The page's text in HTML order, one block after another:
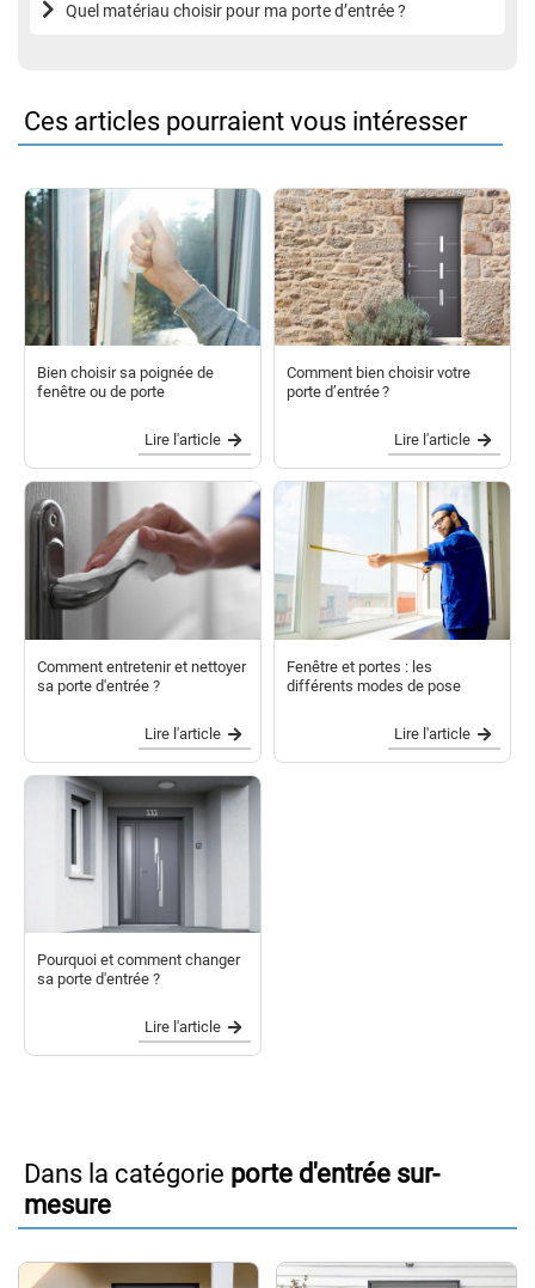
Quel matériau choisir pour ma porte d’entrée ?
Ces articles pourraient vous intéresser
Bien choisir sa poignée de
fenêtre ou de porte
Lire l'article
Comment bien choisir votre
porte d’entrée ?
Lire l'article
Comment entretenir et nettoyer
sa porte d'entrée ?
Lire l'article
Fenêtre et portes : les
différents modes de pose
Lire l'article
Pourquoi et comment changer
sa porte d'entrée ?
Lire l'article
Dans la catégorie porte d'entrée sur-
mesure